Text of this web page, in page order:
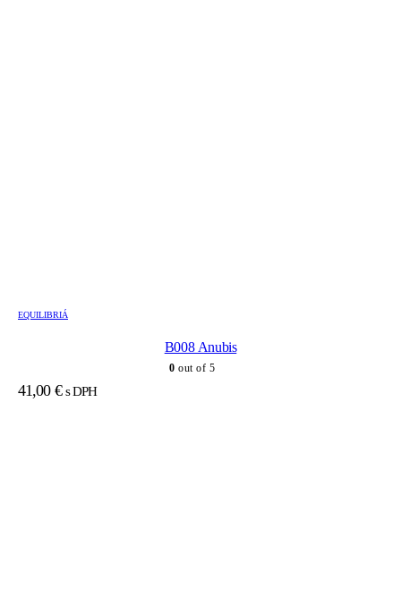
EQUILIBRIÁ
B008 Anubis
0 out of 5
41,00 € s DPH